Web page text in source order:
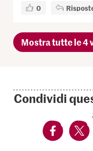
0
Mostra tutte le 4
Condividi